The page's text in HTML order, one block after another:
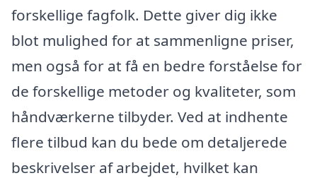
forskellige fagfolk. Dette giver dig ikke
blot mulighed for at sammenligne priser,
men også for at få en bedre forståelse for
de forskellige metoder og kvaliteter, som
håndværkerne tilbyder. Ved at indhente
flere tilbud kan du bede om detaljerede
beskrivelser af arbejdet, hvilket kan